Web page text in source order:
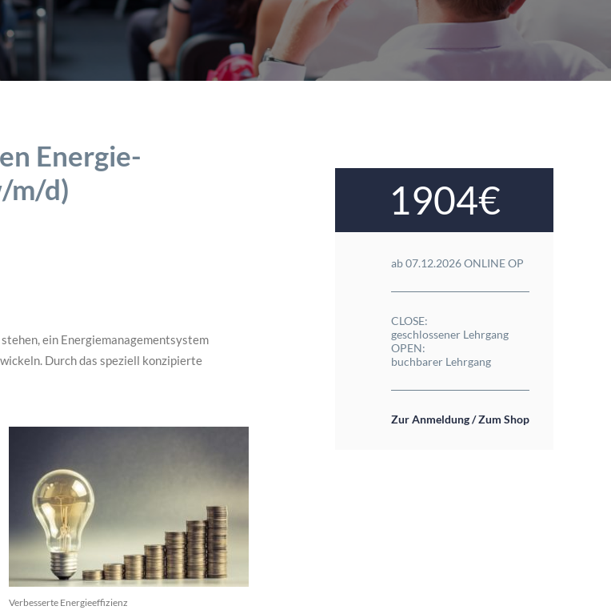
Energie-
m/d)
ein Energiemanagementsystem
Durch das speziell konzipierte
Verbesserte Energieeffizienz
1904€
ab 07.12.2026 ONLINE OP
CLOSE:
geschlossener Lehrgang
OPEN:
buchbarer Lehrgang
Zur Anmeldung / Zum Shop